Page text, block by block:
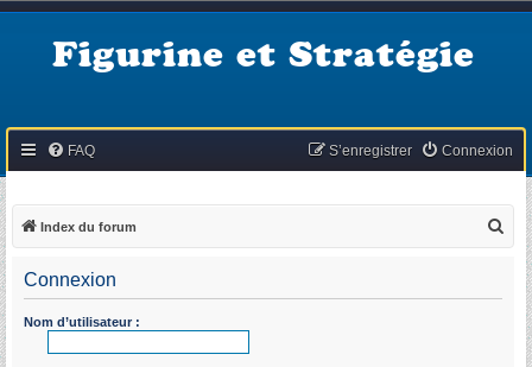
Figurine et Stratégie
FAQ Connexion
S’enregistrer
Index du forum
Connexion
Nom d’utilisateur :